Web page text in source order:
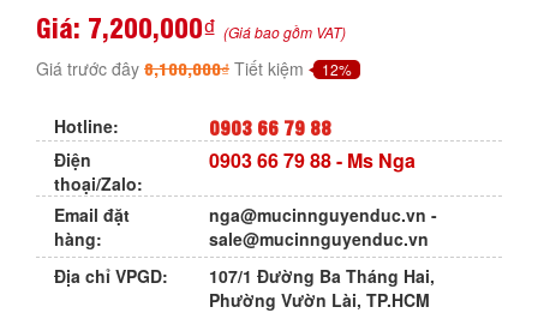
Giá: 7,200,000₫ (Giá bao gồm VAT)
Giá trước đây 8,100,000₫ Tiết kiệm 12%
Hotline: 0903 66 79 88
Điện
thoại/Zalo:
0903 66 79 88- Ms Nga
Email đặt
hàng:
nga@mucinnguyenduc.vn -
sale@mucinnguyenduc.vn
Địa chỉ VPGD:
107/1 Đường Ba Tháng Hai,
Phường Vườn Lài, TP.HCM